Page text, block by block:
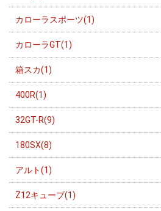
カローラスポーツ(1)
カローラGT(1)
箱スカ(1)
400R(1)
32GT-R(9)
180SX(8)
アルト(1)
Z12キューブ(1)